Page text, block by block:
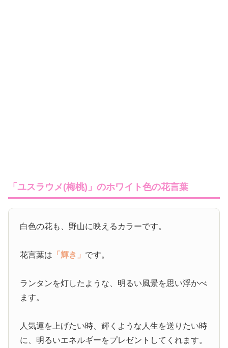
「ユスラウメ(梅桃)」のホワイト色の花言葉
白色の花も、野山に映えるカラーです。
花言葉は 「輝き」 です。
ランタンを灯したような、明るい風景を思い浮かべ
ます。
人気運を上げたい時、輝くような人生を送りたい時
に、明るいエネルギーをプレゼントしてくれます。